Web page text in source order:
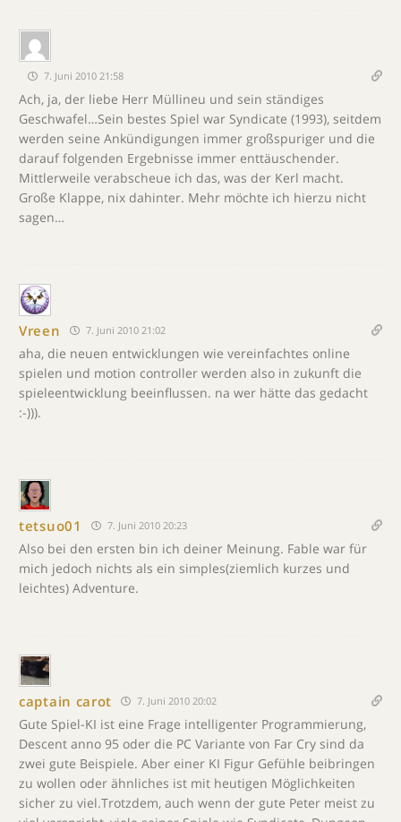
7. Juni 2010 21:58
Ach, ja, der liebe Herr Müllineu und sein ständiges
Geschwafel…Sein bestes Spiel war Syndicate (1993), seitdem
werden seine Ankündigungen immer großspuriger und die
darauf folgenden Ergebnisse immer enttäuschender.
Mittlerweile verabscheue ich das, was der Kerl macht.
Große Klappe, nix dahinter. Mehr möchte ich hierzu nicht
sagen…
Vreen 7. Juni 2010 21:02
aha, die neuen entwicklungen wie vereinfachtes online
spielen und motion controller werden also in zukunft die
spieleentwicklung beeinflussen. na wer hätte das gedacht
:-))).
tetsuo01 7. Juni 2010 20:23
Also bei den ersten bin ich deiner Meinung. Fable war für
mich jedoch nichts als ein simples(ziemlich kurzes und
leichtes) Adventure.
captain carot 7. Juni 2010 20:02
Gute Spiel-KI ist eine Frage intelligenter Programmierung,
Descent anno 95 oder die PC Variante von Far Cry sind da
zwei gute Beispiele. Aber einer KI Figur Gefühle beibringen
zu wollen oder ähnliches ist mit heutigen Möglichkeiten
sicher zu viel.Trotzdem, auch wenn der gute Peter meist zu